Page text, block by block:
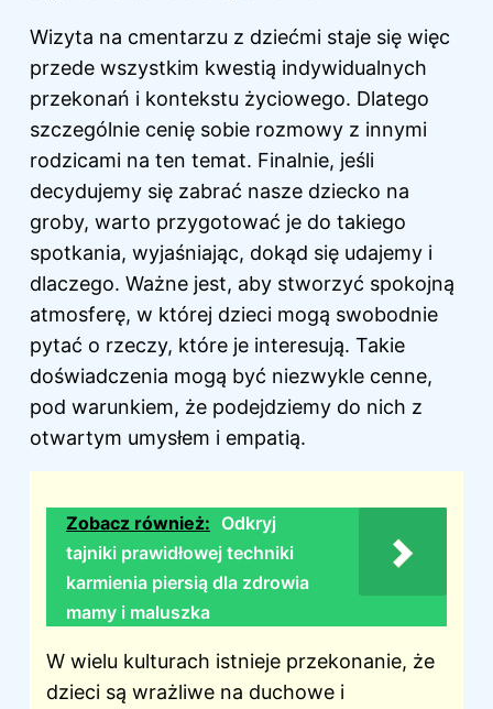
Wizyta na cmentarzu z dziećmi staje się więc
przede wszystkim kwestią indywidualnych
przekonań i kontekstu życiowego. Dlatego
szczególnie cenię sobie rozmowy z innymi
rodzicami na ten temat. Finalnie, jeśli
decydujemy się zabrać nasze dziecko na
groby, warto przygotować je do takiego
spotkania, wyjaśniając, dokąd się udajemy i
dlaczego. Ważne jest, aby stworzyć spokojną
atmosferę, w której dzieci mogą swobodnie
pytać o rzeczy, które je interesują. Takie
doświadczenia mogą być niezwykle cenne,
pod warunkiem, że podejdziemy do nich z
otwartym umysłem i empatią.
Zobacz również: Odkryj
tajniki prawidłowej techniki
karmienia piersią dla zdrowia
mamy i maluszka
W wielu kulturach istnieje przekonanie, że
dzieci są wrażliwe na duchowe i